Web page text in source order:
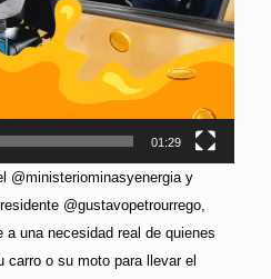
01:29
@ministeriominasyenergia y
@gustavopetrourrego,
una necesidad real de quienes
o su moto para llevar el